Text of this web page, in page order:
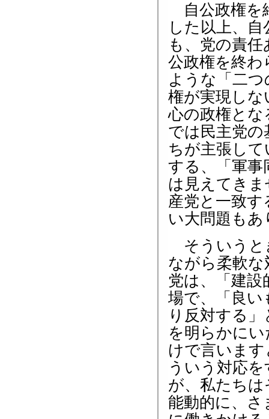
自公政権を
した以上、
も、党の責
公政権を終
ような「二
権が実現し
心の政権と
では民主党
ちが主張し
する、「軍事
は見えてき
産党と一致
い大問題もあ
そういうと
ながら柔軟
党は、「建
場で、「良
り反対する
を明らかに
けで言いま
ういう対応
が、私たち
能動的に、さ